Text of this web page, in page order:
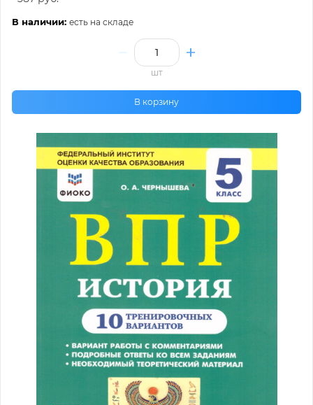
В наличии: есть на складе
шт
В корзину